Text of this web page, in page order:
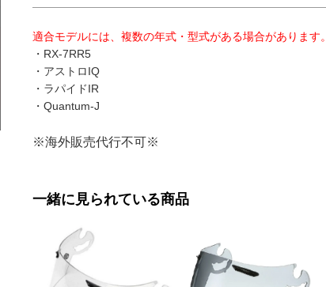
適合モデルには、複数の年式・型式がある場合があります。
・RX-7RR5
・アストロIQ
・ラパイドIR
・Quantum-J
※海外販売代行不可※
一緒に見られている商品